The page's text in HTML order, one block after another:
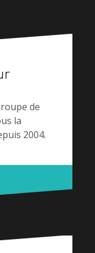
de
la
2004.